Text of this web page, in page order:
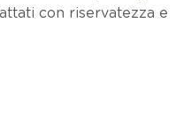
con riservatezza e